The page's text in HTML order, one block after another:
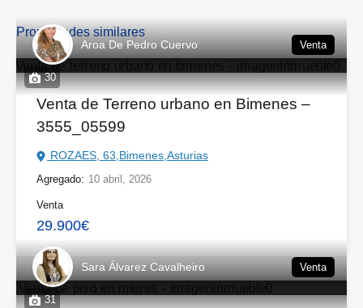
Propiedades similares
30
Aroa De Pedro Cuervo Venta
Venta de Terreno urbano en Bimenes –
3555_05599
ROZAES, 63,Bimenes,Asturias
Agregado: 10 abril, 2026
Venta
29.900€
31
Sara Álvarez Cavalheiro Venta